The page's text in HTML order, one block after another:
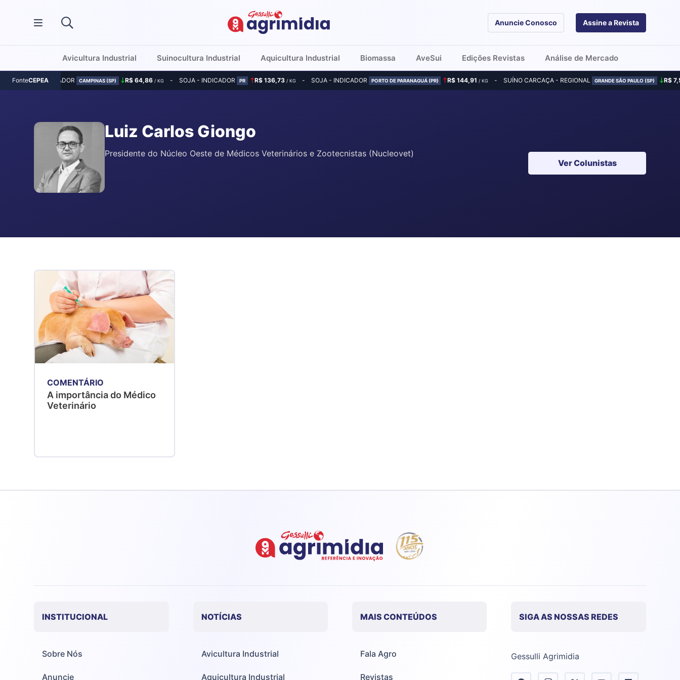
Anuncie Conosco Assine a Revista
Avicultura Industrial Suinocultura Industrial Aquicultura Industrial Biomassa AveSui Edições Revistas Análise de Mercado
FonteCEPEA
MILHO - INDICADOR CAMPINAS (SP) R$ 64,86 / KG SOJA - INDICADOR PR R$ 136,73/ KG SOJA - INDICADOR PORTO DE PARANAGUÁ (PR) R$ 144,91 / KG SUÍNO CARCAÇA - REGIONAL GRANDE SÃO PAULO (SP) R$
Luiz Carlos Giongo
Presidente do Núcleo Oeste de Médicos Veterinários e Zootecnistas (Nucleovet)
Ver Colunistas
COMENTÁRIO
A importância do Médico
Veterinário
INSTITUCIONAL
Sobre Nós
Anuncie
NOTÍCIAS
Avicultura Industrial
Aquicultura Industrial
MAIS CONTEÚDOS
Fala Agro
Revistas
SIGA AS NOSSAS REDES
Gessulli Agrimidia